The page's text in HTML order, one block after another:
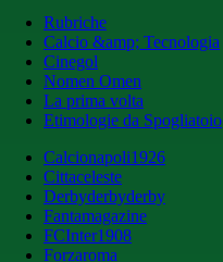
Rubriche
Calcio &amp; Tecnologia
Cinegol
Nomen Omen
La prima volta
Etimologie da Spogliatoio
Calcionapoli1926
Cittaceleste
Derbyderbyderby
Fantamagazine
FCInter1908
Forzaroma